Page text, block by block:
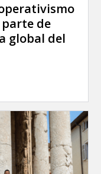
de
global del